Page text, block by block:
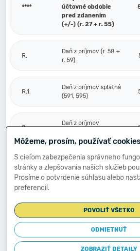
****
účtovné obdobie
pred zdanením
(+/-) (r. 27 + r. 55)
R.
Daň z príjmov (r. 58 +
r. 59)
R.1.
Daň z príjmov splatná
(591, 595)
2.
Daň z príjmov
S.
Prevod podielov na
výsledku
hospodárenia
****
Výsledok
hospodárenia za
účtovné obdobie po
zdanení (+/-) (r. 56
Môžeme, prosím, používať
S cieľom zabezpečenia správneho
stránky a zlepšovania našich služieb
Prosíme o potvrdenie súhlasu alebo
preferencií.
POVOLIŤ VŠETKO
ODMIETNUŤ
ZOBRAZIŤ DETAILY